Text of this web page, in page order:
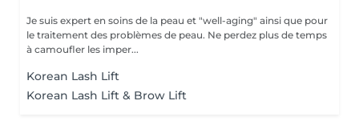
Je suis expert en soins de la peau et "well-aging" ainsi que pour
le traitement des problèmes de peau. Ne perdez plus de temps
à camoufler les imper...
Korean Lash Lift
Korean Lash Lift & Brow Lift